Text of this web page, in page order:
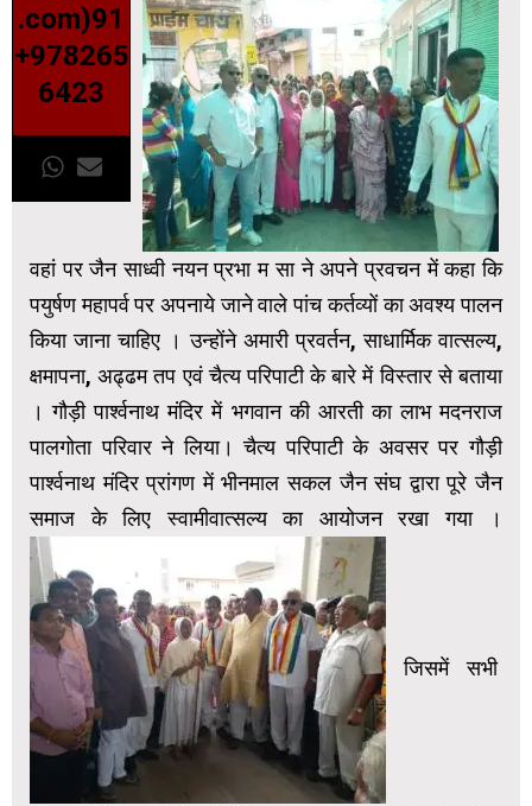
.com)91
+978265
6423
वहां पर जैन साध्वी नयन प्रभा म सा ने अपने प्रवचन में कहा कि
पयुर्षण महापर्व पर अपनाये जाने वाले पांच कर्तव्यों का अवश्य पालन
किया जाना चाहिए । उन्होंने अमारी प्रवर्तन, साधार्मिक वात्सल्य,
क्षमापना, अढ्ढम तप एवं चैत्य परिपाटी के बारे में विस्तार से बताया
। गौड़ी पार्श्वनाथ मंदिर में भगवान की आरती का लाभ मदनराज
पालगोता परिवार ने लिया। चैत्य परिपाटी के अवसर पर गौड़ी
पार्श्वनाथ मंदिर प्रांगण में भीनमाल सकल जैन संघ द्वारा पूरे जैन
समाज के लिए स्वामीवात्सल्य का आयोजन रखा गया ।
जिसमें सभी